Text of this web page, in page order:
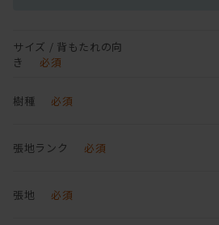
サイズ / 背もたれの向
き
必須
樹種 必須
張地ランク 必須
張地 必須